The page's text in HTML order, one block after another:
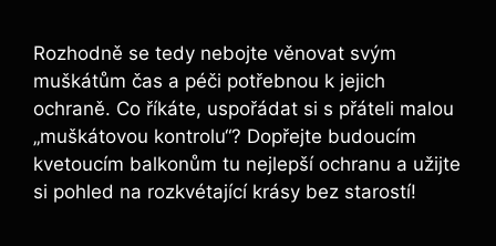
Rozhodně se tedy nebojte věnovat svým
muškátům čas a péči potřebnou k jejich
ochraně. Co říkáte, uspořádat si s přáteli malou
„muškátovou kontrolu“? Dopřejte budoucím
kvetoucím balkonům tu nejlepší ochranu a užijte
si pohled na rozkvétající krásy bez starostí!